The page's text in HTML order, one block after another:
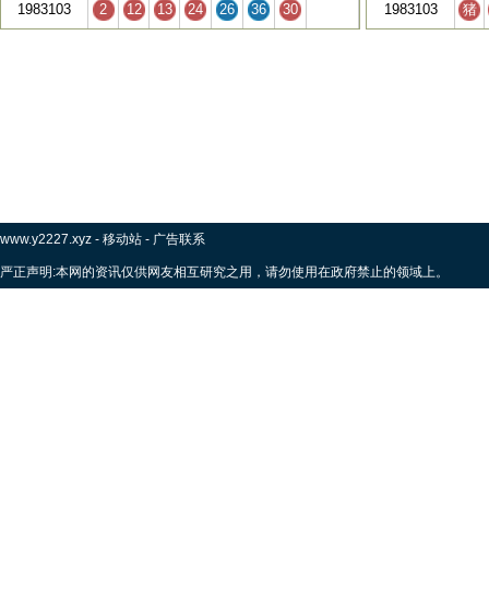
1983103 2 12 13 24 26 36 30 1983103 猪
www.y2227.xyz - 移动站 - 广告联系
严正声明:本网的资讯仅供网友相互研究之用，请勿使用在政府禁止的领域上。